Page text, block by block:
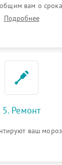
вам о
Подробнее
5. Ремонт
ваш